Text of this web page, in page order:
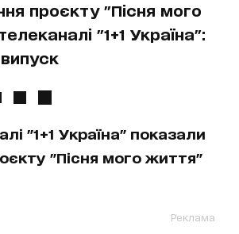
проєкту "Пісня мого
"1+1 Україна":
"1+1 Україна" показали
"Пісня мого життя"
Реклама